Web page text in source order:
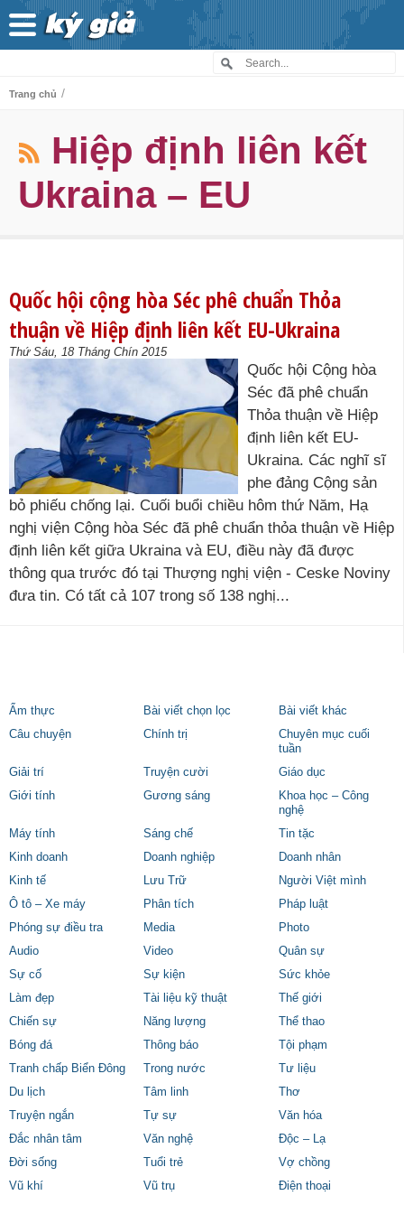
Trang chủ /
Hiệp định liên kết
Ukraina – EU
Quốc hội cộng hòa Séc phê chuẩn Thỏa
thuận về Hiệp định liên kết EU-Ukraina
Thứ Sáu, 18 Tháng Chín 2015
Quốc hội Cộng hòa
Séc đã phê chuẩn
Thỏa thuận về Hiệp
định liên kết EU-
Ukraina. Các nghĩ sĩ
phe đảng Cộng sản
bỏ phiếu chống lại. Cuối buổi chiều hôm thứ Năm, Hạ
nghị viện Cộng hòa Séc đã phê chuẩn thỏa thuận về Hiệp
định liên kết giữa Ukraina và EU, điều này đã được
thông qua trước đó tại Thượng nghị viện - Ceske Noviny
đưa tin. Có tất cả 107 trong số 138 nghị...
Ẩm thực Bài viết chọn lọc
Bài viết khác
Câu chuyện
Chính trị
Chuyên mục cuối
tuần
Giải trí
Truyện cười
Giáo dục
Giới tính
Gương sáng
Khoa học – Công
nghệ
Máy tính
Sáng chế
Tin tặc
Kinh doanh
Doanh nghiệp
Doanh nhân
Kinh tế
Lưu Trữ
Người Việt mình
Ô tô – Xe máy
Phân tích
Pháp luật
Phóng sự điều tra
Media
Photo
Audio
Video
Quân sự
Sự cố
Sự kiện
Sức khỏe
Làm đẹp
Tài liệu kỹ thuật
Thế giới
Chiến sự
Năng lượng
Thể thao
Bóng đá
Thông báo
Tội phạm
Tranh chấp Biển Đông
Trong nước
Tư liệu
Du lịch
Tâm linh
Thơ
Truyện ngắn
Tự sự
Văn hóa
Đắc nhân tâm
Văn nghệ
Độc – Lạ
Đời sống
Tuổi trẻ
Vợ chồng
Vũ khí
Vũ trụ Điện thoại